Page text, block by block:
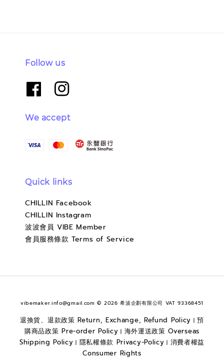
Follow us
We accept
Quick links
CHILLIN Facebook
CHILLIN Instagram
波波會員 VIBE Member
會員服務條款 Terms of Service
vibemaker.info@gmail.com © 2026 希波企劃有限公司 VAT 93368451
退換貨、退款政策 Return, Exchange, Refund Policy |預
購商品政策 Pre-order Policy | 海外運送政策 Overseas
Shipping Policy | 隱私權條款 Privacy-Policy | 消費者權益
Consumer Rights